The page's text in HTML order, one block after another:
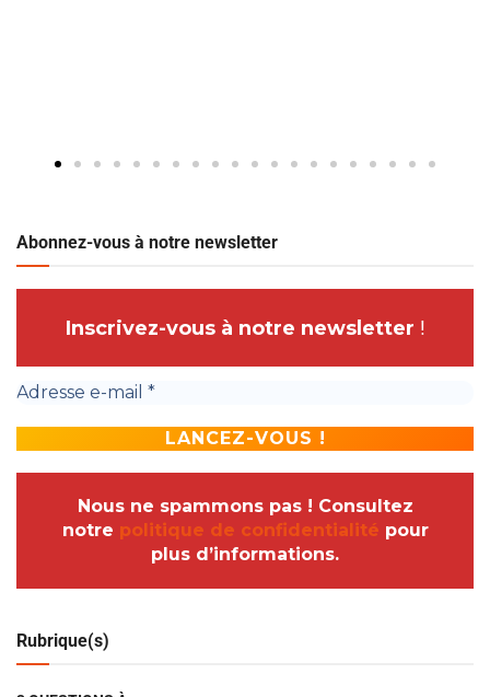
Abonnez-vous à notre newsletter
Inscrivez-vous à notre newsletter !
Nous ne spammons pas ! Consultez
notre politique de confidentialité pour
plus d’informations.
Rubrique(s)